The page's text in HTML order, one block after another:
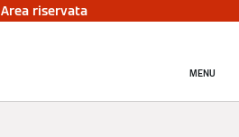
Area riservata
MENU